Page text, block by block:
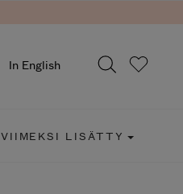
In English
VIIMEKSI LISÄTTY